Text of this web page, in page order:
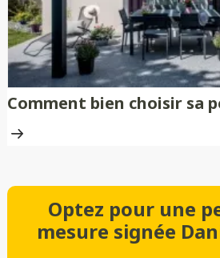
Comment bien choisir sa
Optez pour une
mesure signée